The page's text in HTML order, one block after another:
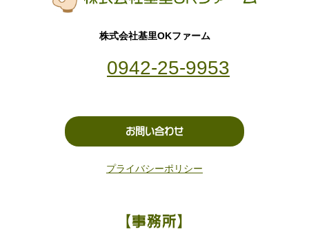
株式会社基里OKファーム
0942-25-9953
お問い合わせ
プライバシーポリシー
【事務所】